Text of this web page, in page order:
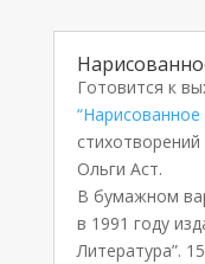
Готовится к
“Нарисованное
Ольги Аст.
В бумажном
в 1991 году
Литература”.